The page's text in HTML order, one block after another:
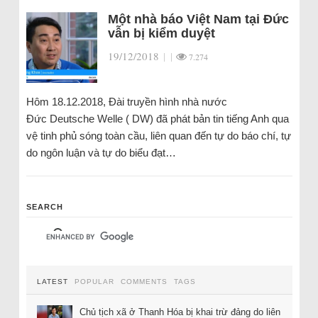
Một nhà báo Việt Nam tại Đức
vẫn bị kiểm duyệt
19/12/2018 | | 7.274
Hôm 18.12.2018, Đài truyền hình nhà nước
Đức Deutsche Welle ( DW) đã phát bản tin tiếng Anh qua
vệ tinh phủ sóng toàn cầu, liên quan đến tự do báo chí, tự
do ngôn luận và tự do biểu đạt…
SEARCH
LATEST POPULAR COMMENTS TAGS
Chủ tịch xã ở Thanh Hóa bị khai trừ đảng do liên